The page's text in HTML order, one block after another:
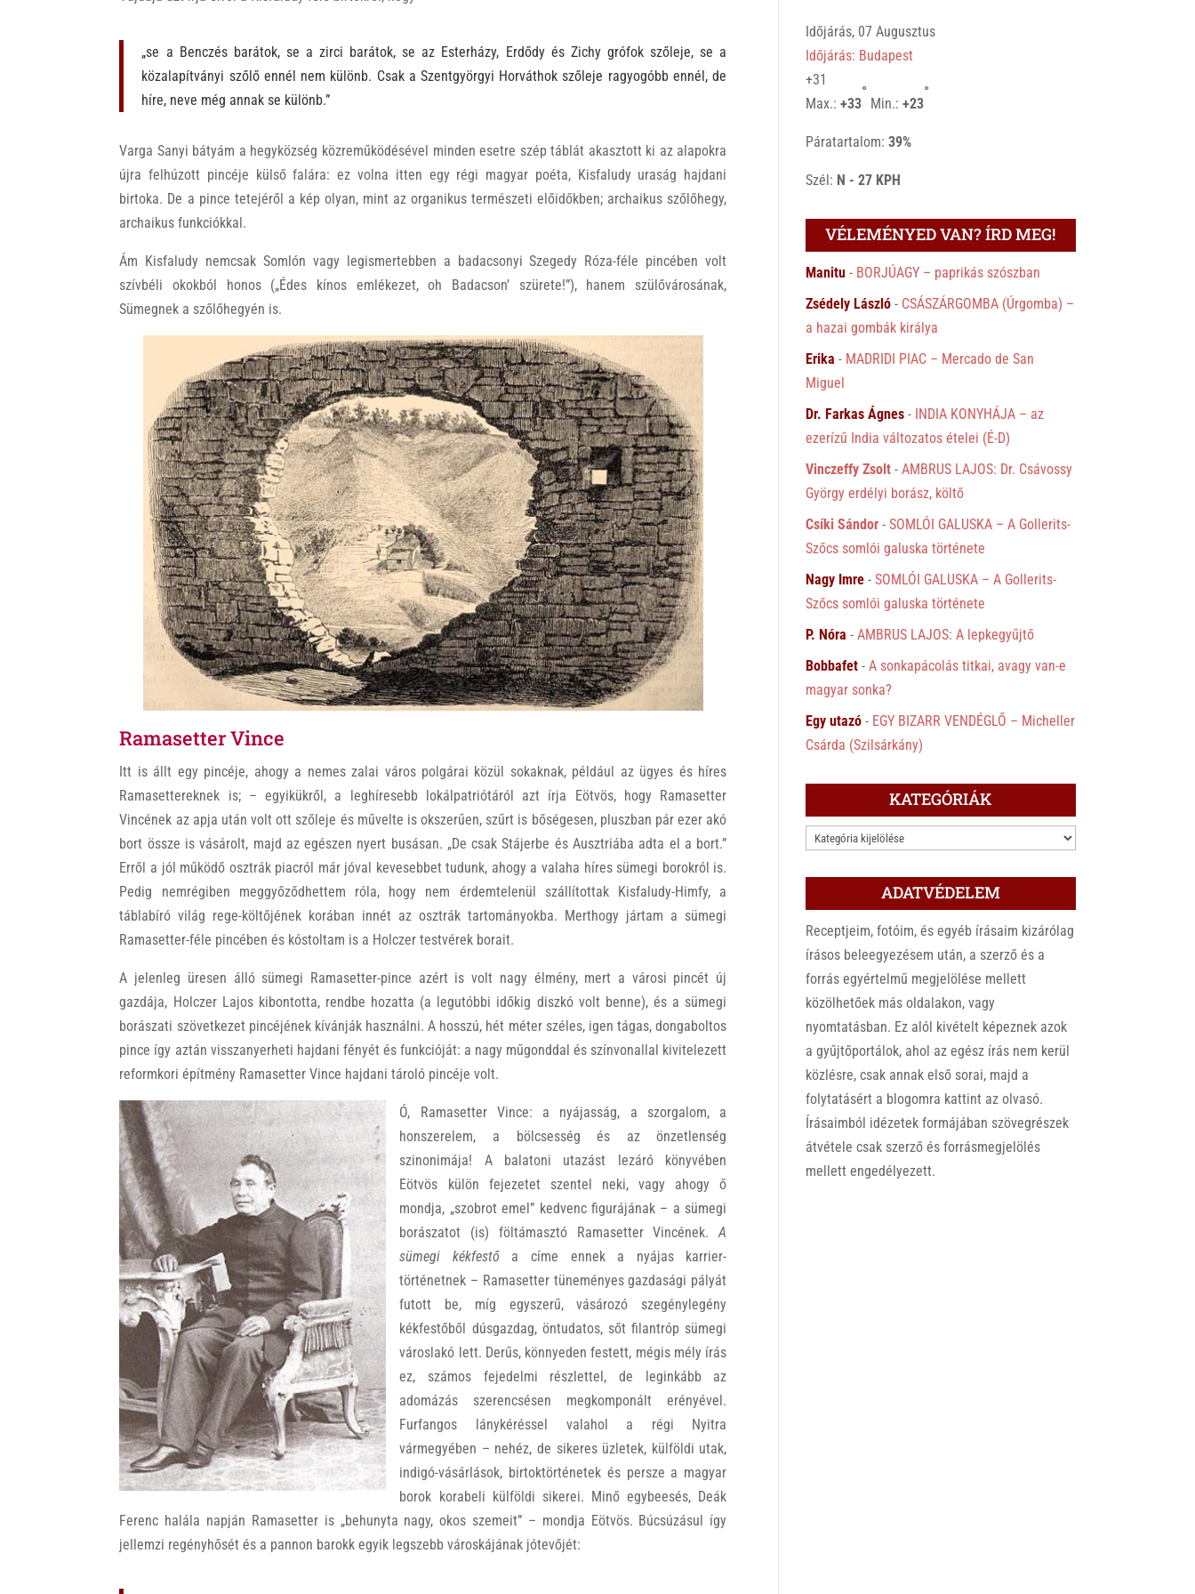
„se a Benczés barátok, se a zirci barátok, se az Esterházy, Erdődy és Zichy grófok szőleje, se a
közalapítványi szőlő ennél nem különb. Csak a Szentgyörgyi Horváthok szőleje ragyogóbb ennél, de
híre, neve még annak se különb.”
Varga Sanyi bátyám a hegyközség közreműködésével minden esetre szép táblát akasztott ki az alapokra
újra felhúzott pincéje külső falára: ez volna itten egy régi magyar poéta, Kisfaludy uraság hajdani
birtoka. De a pince tetejéről a kép olyan, mint az organikus természeti előidőkben; archaikus szőlőhegy,
archaikus funkciókkal.
Ám Kisfaludy nemcsak Somlón vagy legismertebben a badacsonyi Szegedy Róza-féle pincében volt
szívbéli okokból honos („Édes kínos emlékezet, oh Badacson’ szürete!”), hanem szülővárosának,
Sümegnek a szőlőhegyén is.
Ramasetter Vince
Itt is állt egy pincéje, ahogy a nemes zalai város polgárai közül sokaknak, például az ügyes és híres
Ramasettereknek is; – egyikükről, a leghíresebb lokálpatriótáról azt írja Eötvös, hogy Ramasetter
Vincének az apja után volt ott szőleje és művelte is okszerűen, szűrt is bőségesen, pluszban pár ezer akó
bort össze is vásárolt, majd az egészen nyert busásan. „De csak Stájerbe és Ausztriába adta el a bort.”
Erről a jól működő osztrák piacról már jóval kevesebbet tudunk, ahogy a valaha híres sümegi borokról is.
Pedig nemrégiben meggyőződhettem róla, hogy nem érdemtelenül szállítottak Kisfaludy-Himfy, a
táblabíró világ rege-költőjének korában innét az osztrák tartományokba. Merthogy jártam a sümegi
Ramasetter-féle pincében és kóstoltam is a Holczer testvérek borait.
A jelenleg üresen álló sümegi Ramasetter-pince azért is volt nagy élmény, mert a városi pincét új
gazdája, Holczer Lajos kibontotta, rendbe hozatta (a legutóbbi időkig diszkó volt benne), és a sümegi
borászati szövetkezet pincéjének kívánják használni. A hosszú, hét méter széles, igen tágas, dongaboltos
pince így aztán visszanyerheti hajdani fényét és funkcióját: a nagy műgonddal és színvonallal kivitelezett
reformkori építmény Ramasetter Vince hajdani tároló pincéje volt.
Ó, Ramasetter Vince: a nyájasság, a szorgalom, a
honszerelem, a bölcsesség és az önzetlenség
szinonimája! A balatoni utazást lezáró könyvében
Eötvös külön fejezetet szentel neki, vagy ahogy ő
mondja, „szobrot emel” kedvenc figurájának – a sümegi
borászatot (is) föltámasztó Ramasetter Vincének.A
sümegi kékfestőa címe ennek a nyájas karrier-
történetnek – Ramasetter tüneményes gazdasági pályát
futott be, míg egyszerű, vásározó szegénylegény
kékfestőből dúsgazdag, öntudatos, sőt filantróp sümegi
városlakó lett. Derűs, könnyeden festett, mégis mély írás
ez, számos fejedelmi részlettel, de leginkább az
adomázás szerencsésen megkomponált erényével.
Furfangos lánykéréssel valahol a régi Nyitra
vármegyében – nehéz, de sikeres üzletek, külföldi utak,
indigó-vásárlások, birtoktörténetek és persze a magyar
borok korabeli külföldi sikerei. Minő egybeesés, Deák
Ferenc halála napján Ramasetter is „behunyta nagy, okos szemeit” – mondja Eötvös. Búcsúzásul így
jellemzi regényhősét és a pannon barokk egyik legszebb városkájának jótevőjét:
Időjárás, 07 Augusztus
Időjárás: Budapest
+31
Max.:+33
°
Min.:+23
°
Páratartalom:39%
Szél: N - 27 KPH
VÉLEMÉNYED VAN? ÍRD MEG!
Manitu - BORJÚAGY – paprikás szószban
Zsédely László - CSÁSZÁRGOMBA (Úrgomba) –
a hazai gombák királya
Erika - MADRIDI PIAC – Mercado de San
Miguel
Dr. Farkas Ágnes - INDIA KONYHÁJA – az
ezerízű India változatos ételei (É-D)
Vinczeffy Zsolt -AMBRUS LAJOS: Dr. Csávossy
György erdélyi borász, költő
Csíki Sándor -SOMLÓI GALUSKA – A Gollerits-
Szőcs somlói galuska története
Nagy Imre -SOMLÓI GALUSKA – A Gollerits-
Szőcs somlói galuska története
P. Nóra -AMBRUS LAJOS: A lepkegyűjtő
Bobbafet -A sonkapácolás titkai, avagy van-e
magyar sonka?
Egy utazó - EGY BIZARR VENDÉGLŐ – Micheller
Csárda (Szilsárkány)
KATEGÓRIÁK
KATEGÓRIÁK
ADATVÉDELEM
Receptjeim, fotóim, és egyéb írásaim kizárólag
írásos beleegyezésem után, a szerző és a
forrás egyértelmű megjelölése mellett
közölhetőek más oldalakon, vagy
nyomtatásban. Ez alól kivételt képeznek azok
a gyűjtőportálok, ahol az egész írás nem kerül
közlésre, csak annak első sorai, majd a
folytatásért a blogomra kattint az olvasó.
Írásaimból idézetek formájában szövegrészek
átvétele csak szerző és forrásmegjelölés
mellett engedélyezett.